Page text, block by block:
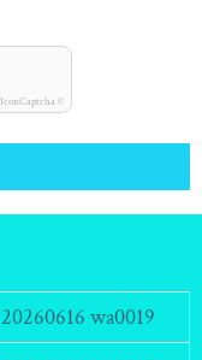
IconCaptcha ©